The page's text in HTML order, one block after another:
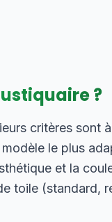
?
critères sont
le plus
et la
toile